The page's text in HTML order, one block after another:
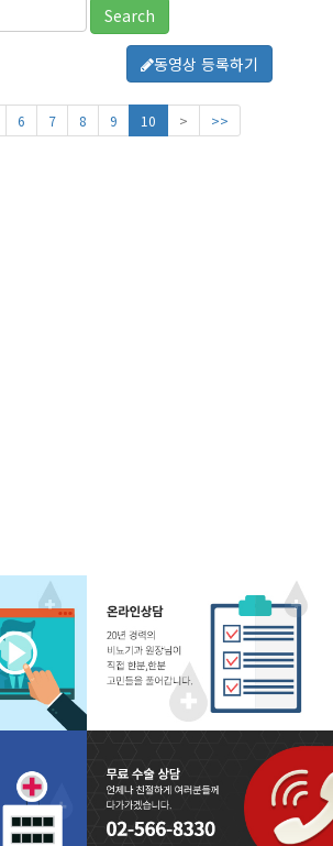
Search
동영상 등록하기
6 7 8 9 10 > >>